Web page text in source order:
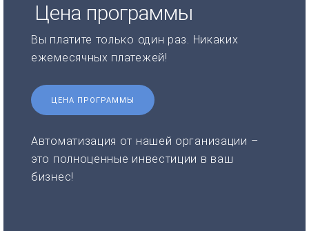
Цена программы
Вы платите только один раз. Никаких
ежемесячных платежей!
ЦЕНА ПРОГРАММЫ
Автоматизация от нашей организации –
это полноценные инвестиции в ваш
бизнес!